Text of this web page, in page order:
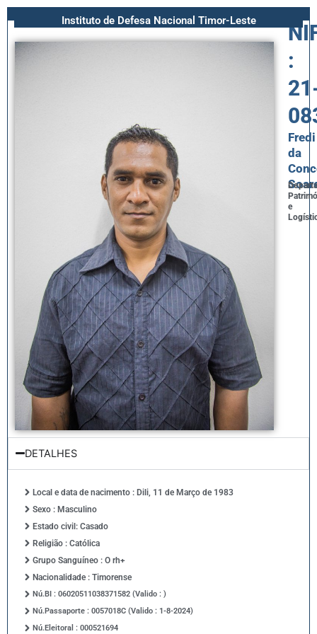
Instituto de Defesa Nacional Timor-Leste
:
Fredi
da
e
DETALHES
Local e data de nacimento : Dili, 11 de Março de 1983
Sexo : Masculino
Estado civil: Casado
Religião : Católica
Grupo Sanguíneo : O rh+
Nacionalidade : Timorense
Nú.BI : 06020511038371582 (Valido : )
Nú.Passaporte : 0057018C (Valido : 1-8-2024)
Nú.Eleitoral : 000521694